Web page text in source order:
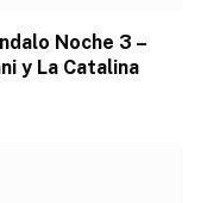
Noche 3 –
y La Catalina